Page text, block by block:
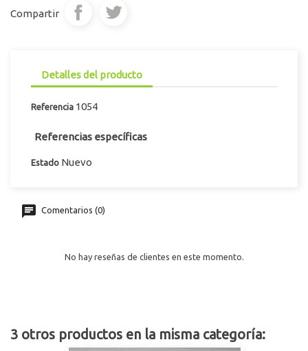
Compartir
Detalles del producto
Referencia 1054
Referencias específicas
Estado Nuevo
Comentarios (0)
No hay reseñas de clientes en este momento.
3 otros productos en la misma categoría: